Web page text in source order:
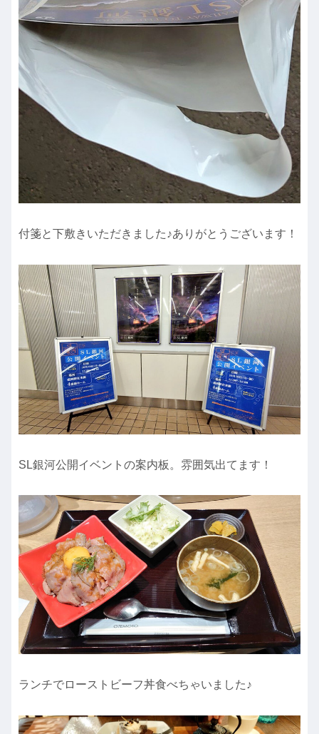
付箋と下敷きいただきました♪ありがとうございます！
SL銀河公開イベントの案内板。雰囲気出てます！
ランチでローストビーフ丼食べちゃいました♪